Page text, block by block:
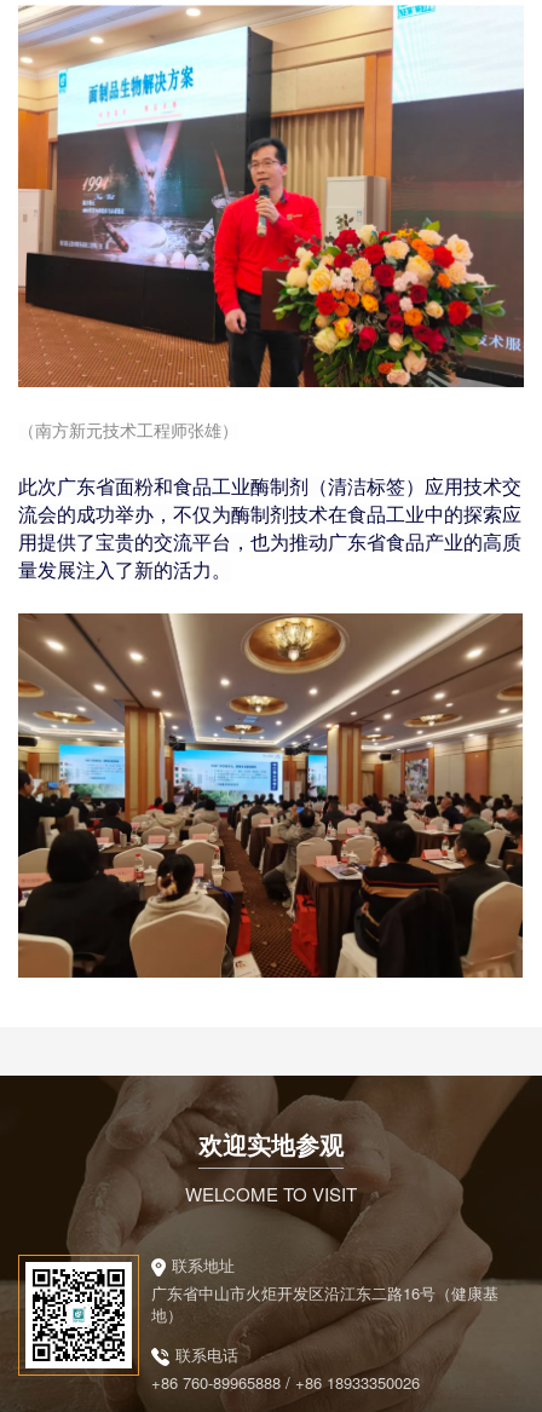
（南方新元技术工程师张雄）
此次广东省面粉和食品工业酶制剂（清洁标签）应用技术交
流会的成功举办，不仅为酶制剂技术在食品工业中的探索应
用提供了宝贵的交流平台，也为推动广东省食品产业的高质
量发展注入了新的活力。
欢迎实地参观
WELCOME TO VISIT
联系地址
广东省中山市火炬开发区沿江东二路16号（健康基
地）
联系电话
+86 760-89965888 / +86 18933350026